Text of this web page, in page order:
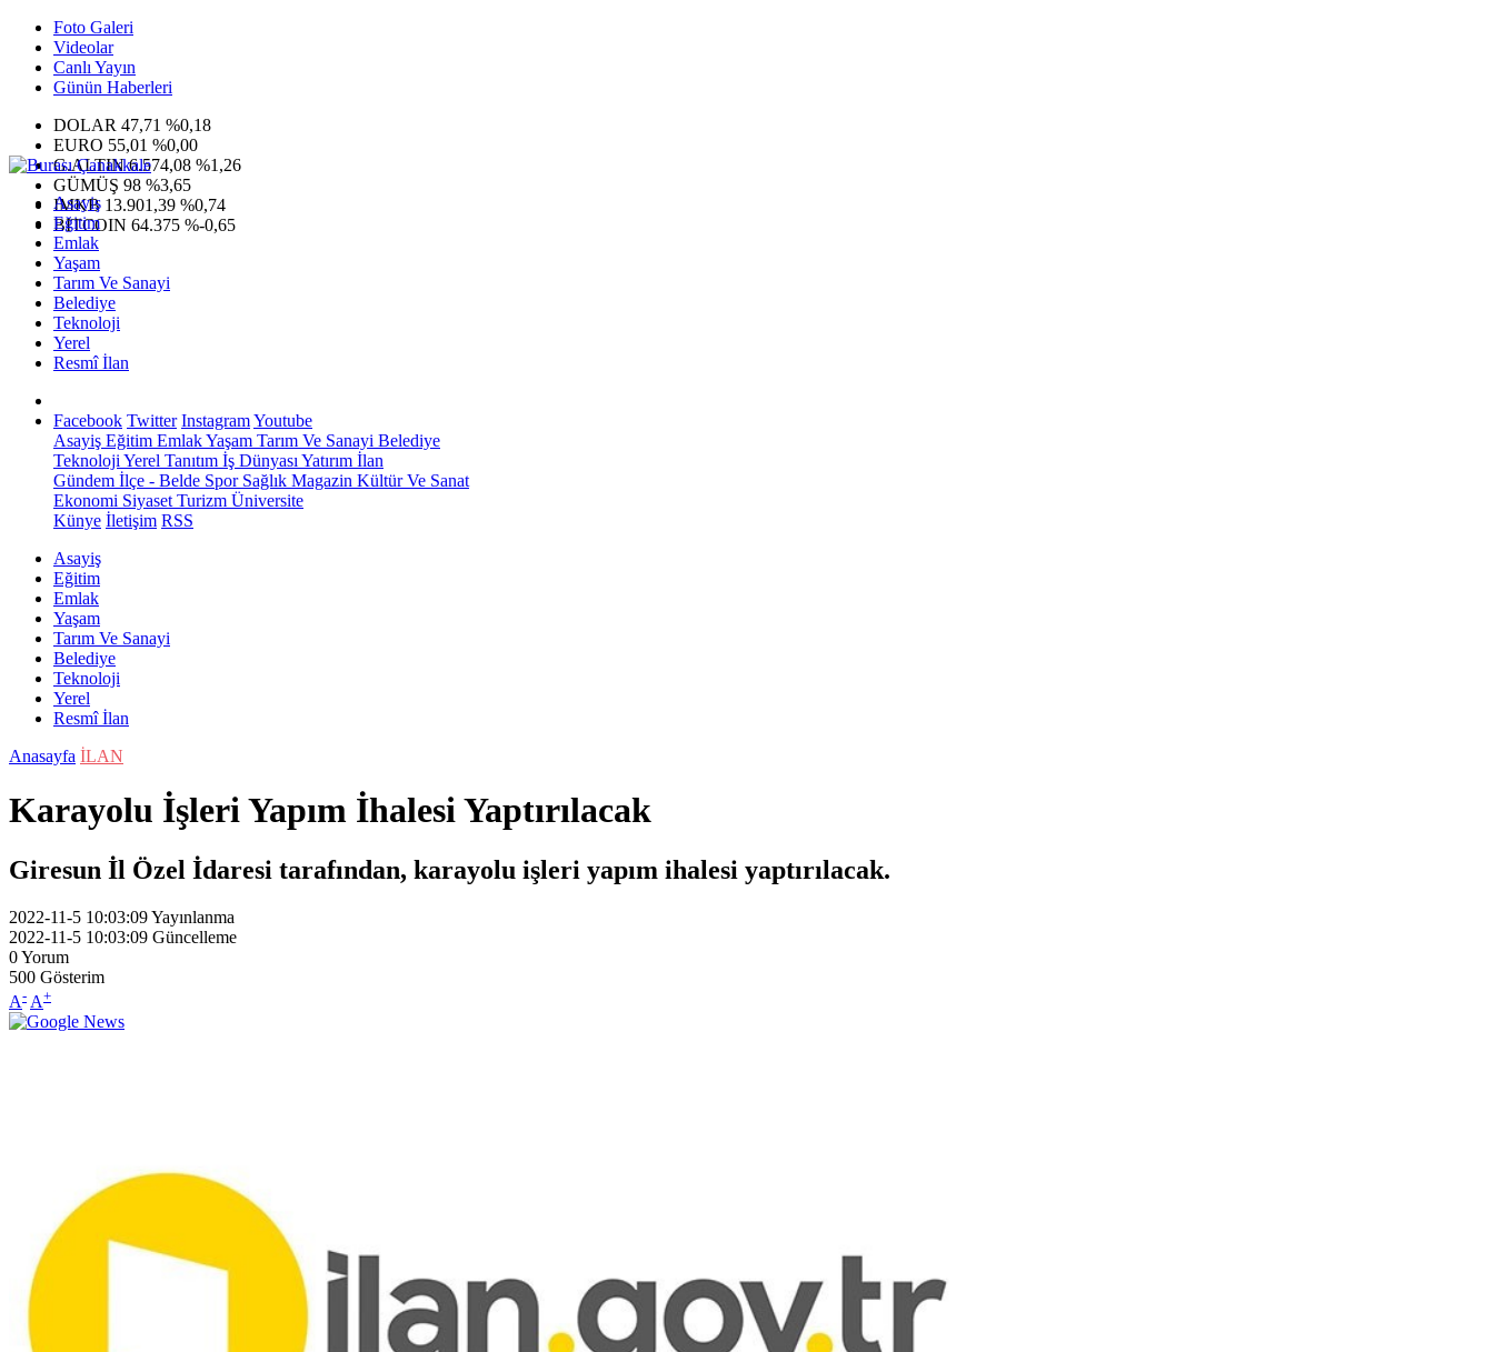
Foto Galeri
Videolar
Canlı Yayın
Günün Haberleri
DOLAR 47,71 %0,18
EURO 55,01 %0,00
G.ALTIN6.574,08 %1,26
GÜMÜŞ 98 %3,65
IMKB 13.901,39 %0,74
BITCOIN 64.375 %-0,65
Asayiş
Eğitim
Emlak
Yaşam
Tarım Ve Sanayi
Belediye
Teknoloji
Yerel
Resmî İlan
Facebook Twitter InstagramYoutube
Asayiş Eğitim EmlakYaşam Tarım Ve Sanayi Belediye
Teknoloji Yerel Tanıtım İş Dünyası Yatırım İlan
Gündem İlçe - Belde SporSağlık Magazin Kültür Ve Sanat
Ekonomi Siyaset Turizm Üniversite
Künye İletişim RSS
Asayiş
Eğitim
Emlak
Yaşam
Tarım Ve Sanayi
Belediye
Teknoloji
Yerel
Resmî İlan
Anasayfa İLAN
Karayolu İşleri Yapım İhalesi Yaptırılacak
Giresun İl Özel İdaresi tarafından, karayolu işleri yapım ihalesi yaptırılacak.
2022-11-5 10:03:09Yayınlanma
2022-11-5 10:03:09 Güncelleme
0Yorum
500 Gösterim
A- A+